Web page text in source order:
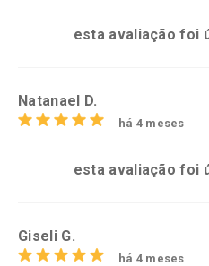
esta avaliação foi
Natanael D.
há 4 meses
esta avaliação foi
Giseli G.
há 4 meses